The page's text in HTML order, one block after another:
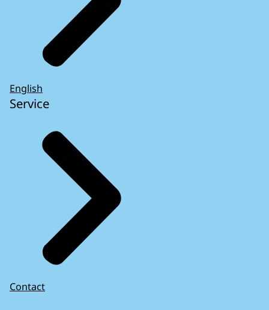
English
Service
Contact